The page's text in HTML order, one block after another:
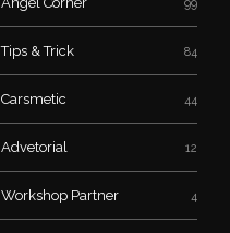
99
Tips & Trick 84
Carsmetic 44
Advetorial 12
Workshop Partner 4